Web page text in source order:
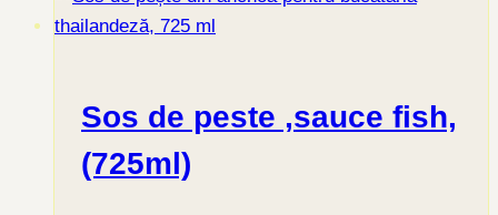
Sos de peste ,sauce fish,
(725ml)